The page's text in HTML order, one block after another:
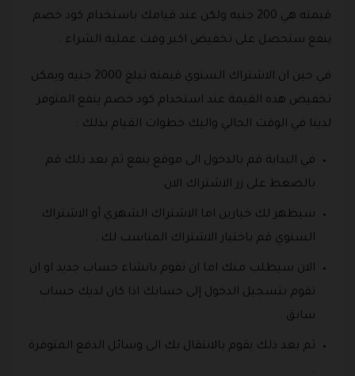
قيمته هي 200 جنيه ولكن عند قيامك باستخدام كود خصم
ينفع ستحصل على تخفيض اكبر وقت عملية الشراء .
في حين ان الاشتراك السنوي قيمته تبلغ 2000 جنيه ويمكن
تخفيض هذه القيمة عند استخدام كود خصم ينفع المتوفر
لدينا في الوقت الحالي واليك خطوات القيام بذلك :
في البداية قم بالدخول الى موقع ينفع ثم بعد ذلك قم
بالضغط على زر الاشتراك الان
سيظهر لك خيارين اما الاشتراك الشهري أو الاشتراك
السنوي قم باختيار الاشتراك المناسب لك .
الان سيطلب منك اما ان تقوم بانشاء حساب جديد او ان
تقوم بتسجيل الدخول إلى حسابك اذا كان لديك حساب
سابق .
ثم بعد ذلك يقوم بالانتقال بك الى وسائل الدفع المتوفرة
.